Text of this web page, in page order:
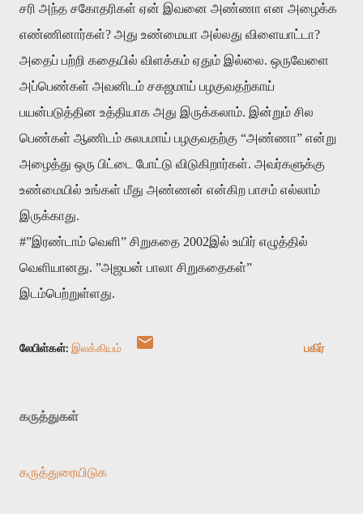
சரி அந்த சகோதரிகள் ஏன் இவனை அண்ணா என அழைக்க
எண்ணினார்கள்? அது உண்மையா அல்லது விளையாட்டா?
அதைப் பற்றி கதையில் விளக்கம் ஏதும் இல்லை. ஒருவேளை
அப்பெண்கள் அவனிடம் சகஜமாய் பழகுவதற்காய்
பயன்படுத்தின உத்தியாக அது இருக்கலாம். இன்றும் சில
பெண்கள் ஆணிடம் சுலபமாய் பழகுவதற்கு “அண்ணா” என்று
அழைத்து ஒரு பிட்டை போட்டு விடுகிறார்கள். அவர்களுக்கு
உண்மையில் உங்கள் மீது அண்ணன் என்கிற பாசம் எல்லாம்
இருக்காது.
#”இரண்டாம் வெளி” சிறுகதை 2002இல் உயிர் எழுத்தில்
வெளியானது. ”அஜயன் பாலா சிறுகதைகள்”
இடம்பெற்றுள்ளது.
லேபிள்கள்: இலக்கியம் பகிர்
கருத்துகள்
கருத்துரையிடுக